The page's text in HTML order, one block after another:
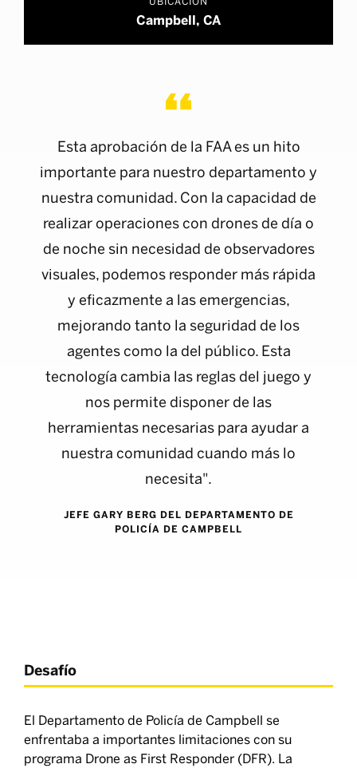
Campbell, CA
Desafío
El Departamento de Policía de Campbell se
enfrentaba a importantes limitaciones con su
programa Drone as First Responder (DFR). La
Esta aprobación de la FAA es un hito
importante para nuestro departamento y
nuestra comunidad. Con la capacidad de
realizar operaciones con drones de día o
de noche sin necesidad de observadores
visuales, podemos responder más rápida
y eficazmente a las emergencias,
mejorando tanto la seguridad de los
agentes como la del público. Esta
tecnología cambia las reglas del juego y
nos permite disponer de las
herramientas necesarias para ayudar a
nuestra comunidad cuando más lo
necesita".
JEFE GARY BERG DEL DEPARTAMENTO DE
POLICÍA DE CAMPBELL